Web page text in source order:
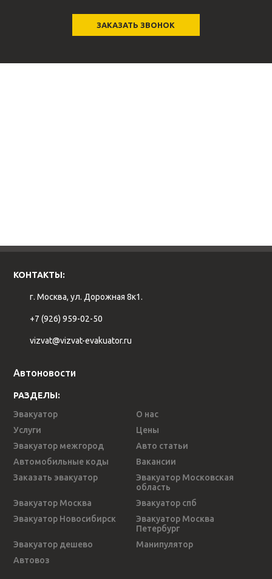
ЗАКАЗАТЬ ЗВОНОК
КОНТАКТЫ:
г. Москва, ул. Дорожная 8к1.
+7 (926) 959-02-50
vizvat@vizvat-evakuator.ru
Автоновости
РАЗДЕЛЫ:
Эвакуатор
О нас
Услуги
Цены
Эвакуатор межгород
Авто статьи
Автомобильные коды
Вакансии
Заказать эвакуатор
Эвакуатор Московская
область
Эвакуатор Москва
Эвакуатор спб
Эвакуатор Новосибирск
Эвакуатор Москва
Петербург
Эвакуатор дешево
Манипулятор
Автовоз